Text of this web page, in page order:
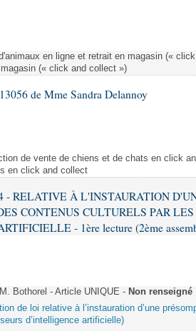
des lois
des loisen ligne et retrait en magasin («
(« click and collect »)
de Mme Sandra Delannoy
de vente de chiens et de chats en click
en click and collect
- RELATIVE À L'INSTAURATION
CONTENUS CULTURELS PAR LES
- 1ère lecture (2ème
Bothorel - Article UNIQUE - Non renseigné
de loi relative à l’instauration d’une
d’intelligence artificielle)